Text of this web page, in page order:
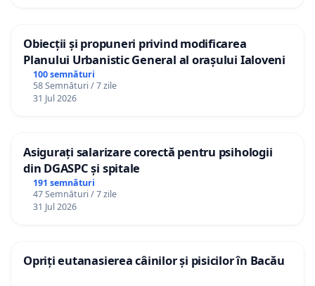
Obiecții și propuneri privind modificarea
Planului Urbanistic General al orașului Ialoveni
100 semnături
58 Semnături / 7 zile
31 Jul 2026
Asigurați salarizare corectă pentru psihologii
din DGASPC și spitale
191 semnături
47 Semnături / 7 zile
31 Jul 2026
Opriți eutanasierea câinilor și pisicilor în Bacău